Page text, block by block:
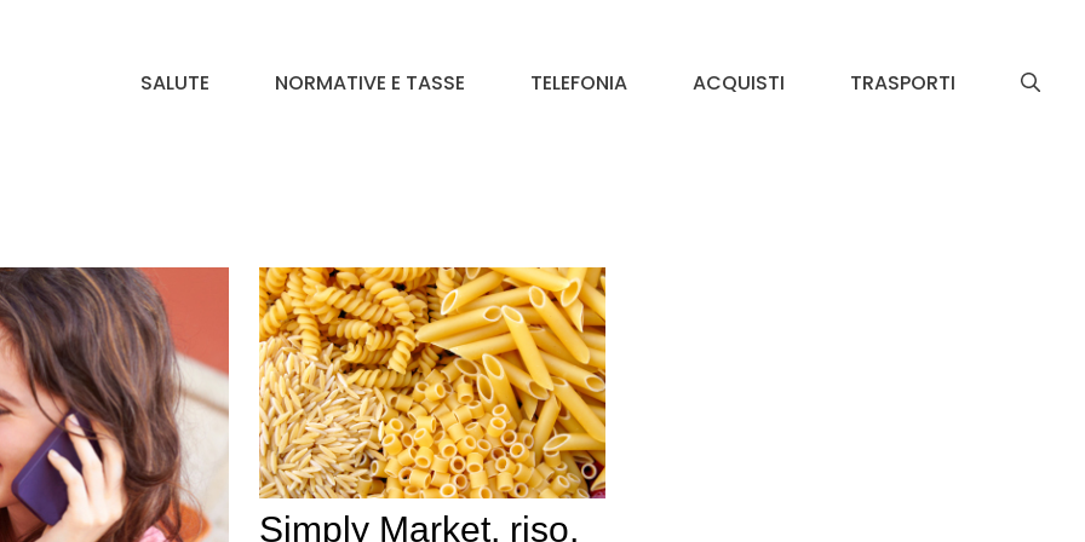
SALUTE NORMATIVE E TASSE TELEFONIA ACQUISTI TRASPORTI
Simply Market, riso,